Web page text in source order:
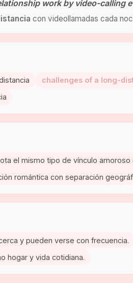
work by video-calling
con videollamadas cada
challenges of a long-
el mismo tipo de vínculo
romántica con separación
y pueden verse con frecuencia.
hogar y vida cotidiana.